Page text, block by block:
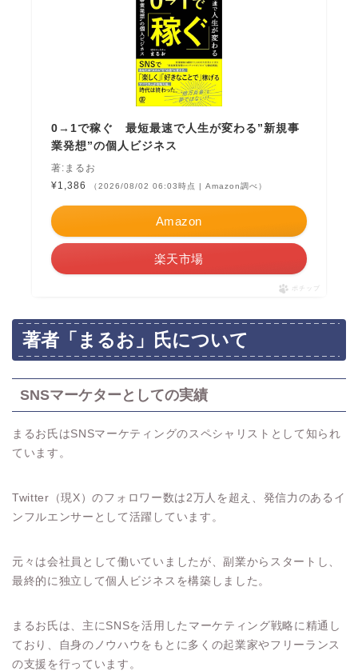
0→1で稼ぐ 最短最速で人生が変わる”新規事
業発想”の個人ビジネス
著:まるお
¥1,386
（2026/08/02 06:03時点 | Amazon調べ）
Amazon
楽天市場
ポチップ
著者「まるお」氏について
SNSマーケターとしての実績
まるお氏はSNSマーケティングのスペシャリストとして知られ
ています。
Twitter（現X）のフォロワー数は2万人を超え、発信力のあるイ
ンフルエンサーとして活躍しています。
元々は会社員として働いていましたが、副業からスタートし、
最終的に独立して個人ビジネスを構築しました。
まるお氏は、主にSNSを活用したマーケティング戦略に精通し
ており、自身のノウハウをもとに多くの起業家やフリーランス
の支援を行っています。